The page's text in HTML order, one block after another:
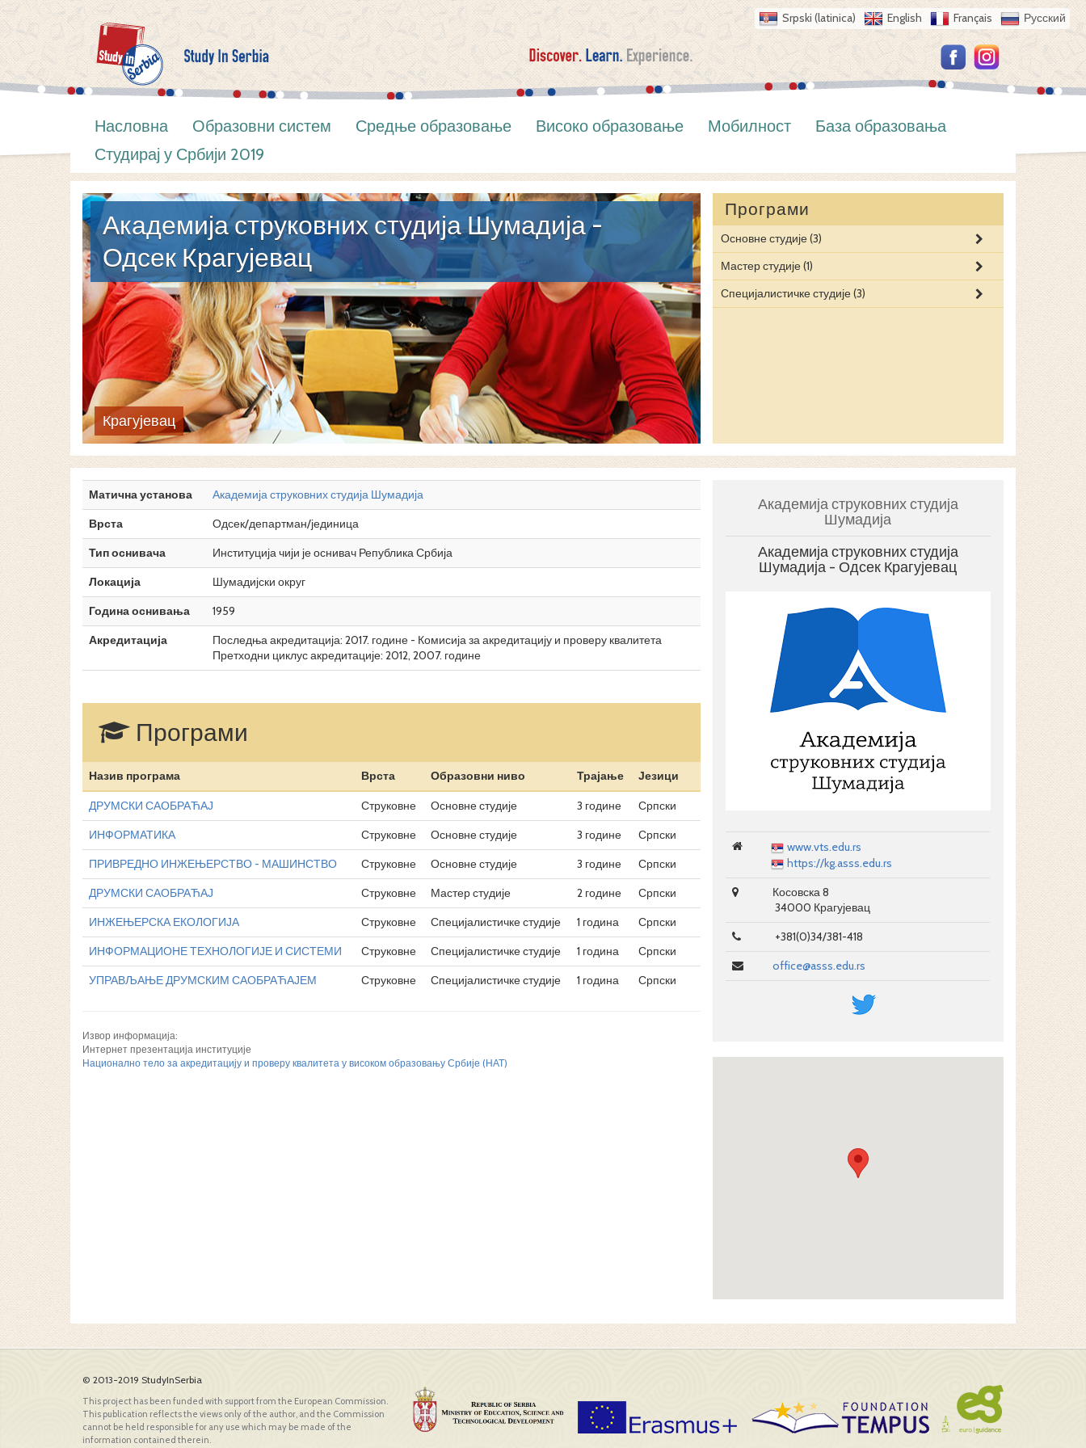
Srpski (latinica) English Français Русский
Насловна Образовни систем Средње образовање Високо образовање Мобилност
База образовања
Студирај у Србији 2019
Академија струковних студија Шумадија -
Одсек Крагујевац
Крагујевац
Програми
Основне студије(3)
ДРУМСКИ
Мастер студије(1)
ДРУМСКИ
Специјалистичке студије(3)
Матична установа
Академија струковних студија Шумадија
Врста
Одсек/департман/јединица
Тип оснивача
Институција чији је оснивач Република Србија
Локација
Шумадијски округ
Година оснивања
1959
Акредитација
Последња акредитација: 2017. године - Комисија за акредитацију и проверу квалитета
Претходни циклус акредитације: 2012, 2007. године
Програми
Назив програма Врста Образовни ниво Трајање Језици
ДРУМСКИ САОБРАЋАЈ Струковне Основне студије 3 године
Српски
ИНФОРМАТИКА
Струковне Основне студије 3 године
Српски
ПРИВРЕДНО ИНЖЕЊЕРСТВО - МАШИНСТВО
Струковне Основне студије 3 године
Српски
ДРУМСКИ САОБРАЋАЈ
Струковне Мастер студије 2 године
Српски
ИНЖЕЊЕРСКА ЕКОЛОГИЈА
Струковне Специјалистичке студије 1 година
Српски
ИНФОРМАЦИОНЕ ТЕХНОЛОГИЈЕ И СИСТЕМИ
Струковне Специјалистичке студије 1 година
Српски
УПРАВЉАЊЕ ДРУМСКИМ САОБРАЋАЈЕМ
Струковне Специјалистичке студије 1 година Српски
Извор информација:
Интернет презентација институције
Национално тело за акредитацију и проверу квалитета у високом образовању Србије (НАТ)
Академија струковних студија
Шумадија
Академија струковних студија
Шумадија - Одсек Крагујевац
www.vts.edu.rs
https://kg.asss.edu.rs
Косовска 8
34000 Крагујевац
+381(0)34/381-418
office@asss.edu.rs
© 2013-2019 StudyInSerbia
This project has been funded with support from the European Commission.
This publication reflects the views only of the author, and the Commission
cannot be held responsible for any use which may be made of the
information contained therein.